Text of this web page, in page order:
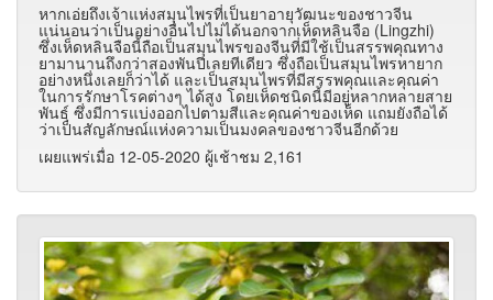
หากเอ่ยถึงเจ้าแห่งสมุนไพรที่เป็นยาอายุวัฒนะของชาวจีน
แน่นอนว่าเป็นอย่างอื่นไปไม่ได้นอกจากเห็ดหลินจือ (Lingzhi)
ซึ่งเห็ดหลินจือนี้ถือเป็นสมุนไพรของจีนที่มีใช้เป็นสรรพคุณทาง
ยามานานถึงกว่าสองพันปีเลยทีเดียว ซึ่งถือเป็นสมุนไพรหายาก
อย่างหนึ่งเลยก็ว่าได้ และเป็นสมุนไพรที่มีสรรพคุณและคุณค่า
ในการรักษาโรคต่างๆ ได้สูง โดยเห็ดชนิดนี้มีอยู่หลากหลายสาย
พันธุ์ ซึ่งมีการแบ่งออกไปตามสีและคุณค่าของเห็ด แถมยังถือได้
ว่าเป็นสัญลักษณ์แห่งความเป็นมงคลของชาวจีนอีกด้วย
เผยแพร่เมื่อ 12-05-2020 ผู้เช้าชม 2,161